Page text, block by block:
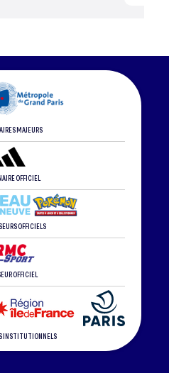
MAJEURS
OFFICIEL
OFFICIELS
OFFICIEL
INSTITUTIONNELS